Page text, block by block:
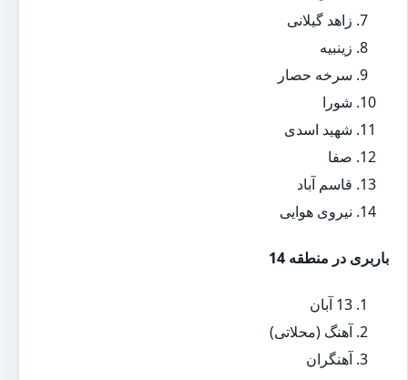
زاهد گیلانی
زینبیه
سرخه حصار
شورا
شهید اسدی
صفا
قاسم آباد
نیروی هوایی
باربری در منطقه 14
13 آبان
آهنگ (محلاتی)
آهنگران